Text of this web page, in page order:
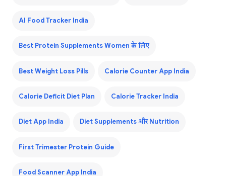
AI Food Tracker India
Best Protein Supplements Women के लिए
Best Weight Loss Pills Calorie Counter App India
Calorie Deficit Diet Plan Calorie Tracker India
Diet App India Diet Supplements और Nutrition
First Trimester Protein Guide
Food Scanner App India